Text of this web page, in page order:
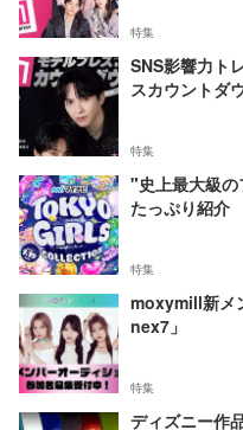
特集
SNS影響力ト
スカウントダ
特集
"史上最大級
たっぷり紹介
特集
moxymill新メ
nex7」
特集
ディズニー作